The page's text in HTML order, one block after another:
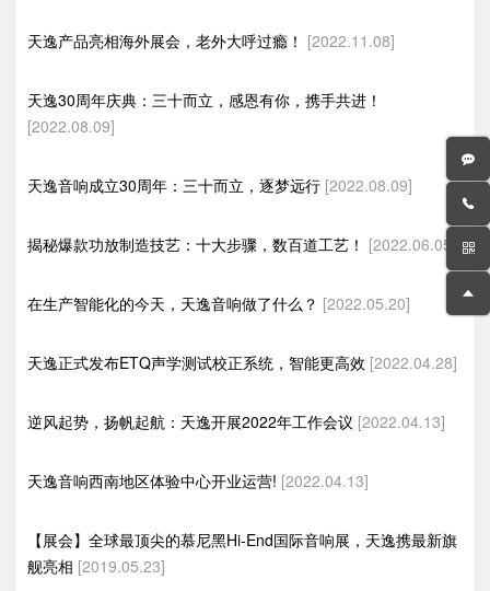
天逸产品亮相海外展会，老外大呼过瘾！ [2022.11.08]
天逸30周年庆典：三十而立，感恩有你，携手共进！
[2022.08.09]
天逸音响成立30周年：三十而立，逐梦远行 [2022.08.09]
揭秘爆款功放制造技艺：十大步骤，数百道工艺！ [2022.06.05]
在生产智能化的今天，天逸音响做了什么？ [2022.05.20]
天逸正式发布ETQ声学测试校正系统，智能更高效 [2022.04.28]
逆风起势，扬帆起航：天逸开展2022年工作会议 [2022.04.13]
天逸音响西南地区体验中心开业运营! [2022.04.13]
【展会】全球最顶尖的慕尼黑Hi-End国际音响展，天逸携最新旗
舰亮相 [2019.05.23]